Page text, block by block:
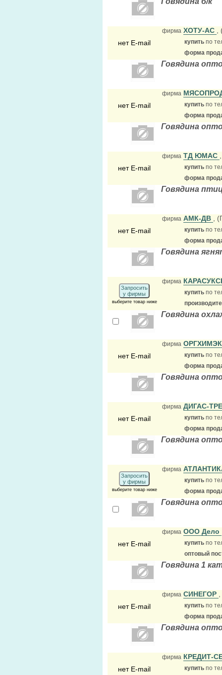
нет E-mail
фирма ХОТУ-АС
купить по
форма
Говядина
нет E-mail
фирма
купить по
форма
Говядина
нет E-mail
фирма ТД ЮМАС
купить по
форма
Говядина
нет E-mail
фирма АМК-ДВ ,
купить по
форма
Говядина
Запросить
у фирмы
выберите товар ниже
фирма
купить по
Говядина
нет E-mail
фирма
купить по
форма
Говядина
нет E-mail
фирма ДИГАС-
купить по
форма
Говядина
Запросить
у фирмы
выберите товар ниже
фирма
купить по
форма
Говядина
нет E-mail
фирма ООО Дело
купить по
оптовый
Говядина 1
нет E-mail
фирма СИНЕГОР
купить по
форма
Говядина
нет E-mail
фирма КРЕДИТ-
купить по